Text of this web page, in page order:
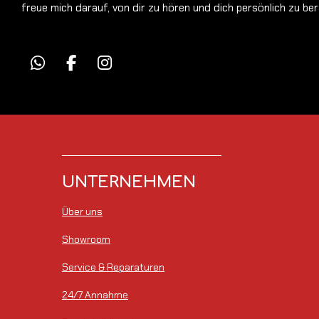
freue mich darauf, von dir zu hören und dich persönlich zu
W
t
F
e
k
I
t
a
UNTERNEHMEN
Über uns
Showroom
Service & Reparaturen
24/7 Annahme